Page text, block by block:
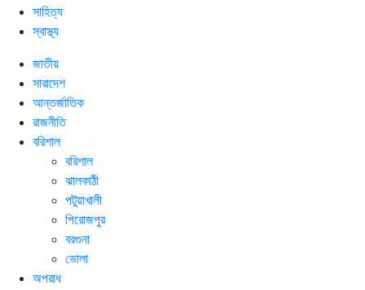
সাহিত্য
স্বাস্থ্য
জাতীয়
সারাদেশ
আন্তর্জাতিক
রাজনীতি
বরিশাল
বরিশাল
ঝালকাঠী
পটুয়াখালী
পিরোজপুর
বরগুনা
ভোলা
অপরাধ